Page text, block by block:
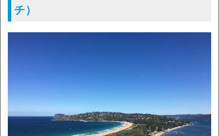
チ）